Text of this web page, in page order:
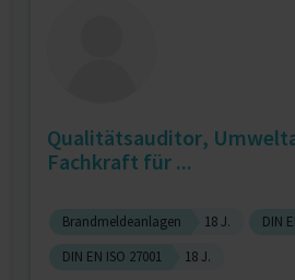
Qualitätsauditor,
Fachkraft für ...
Brandmeldeanlagen 18 J. DIN
DIN EN ISO 27001
18 J.